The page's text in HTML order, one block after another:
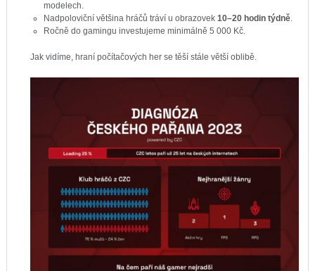
modelech.
Nadpoloviční většina hráčů tráví u obrazovek 10–20 hodin týdně.
Ročně do gamingu investujeme minimálně 5 000 Kč.
Jak vidíme, hraní počítačových her se těší stále větší oblibě.